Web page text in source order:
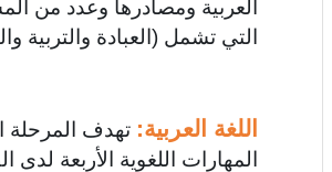
العربية ومصادرها وعدد من
التي تشمل (العبادة والتربية
اللغة العربية: تهدف المرحلة
المهارات اللغوية الأربعة لدى